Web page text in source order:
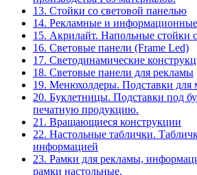
13. Стойки со световой панелью
14. Рекламные и информационные
15. Акрилайт. Напольные стойки
16. Световые панели (Frame Led)
17. Светодинамические
18. Световые панели для рекламы
19. Менюхолдеры. Подставки для
20. Буклетницы. Подставки под
печатную продукцию.
21. Вращающиеся конструкции
22. Настольные таблички.
информацией
23. Рамки для рекламы,
рамки настольные.